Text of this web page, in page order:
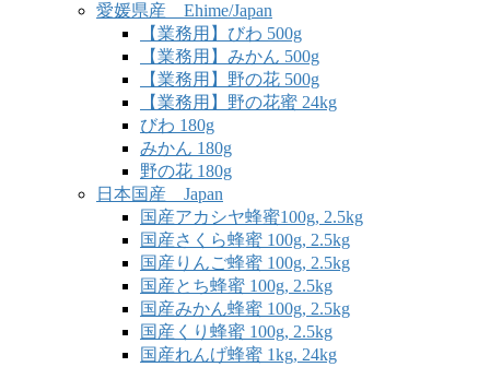
愛媛県産 Ehime/Japan
【業務用】びわ 500g
【業務用】みかん 500g
【業務用】野の花 500g
【業務用】野の花蜜 24kg
びわ 180g
みかん 180g
野の花 180g
日本国産 Japan
国産アカシヤ蜂蜜100g, 2.5kg
国産さくら蜂蜜 100g, 2.5kg
国産りんご蜂蜜 100g, 2.5kg
国産とち蜂蜜 100g, 2.5kg
国産みかん蜂蜜 100g, 2.5kg
国産くり蜂蜜 100g, 2.5kg
国産れんげ蜂蜜 1kg, 24kg